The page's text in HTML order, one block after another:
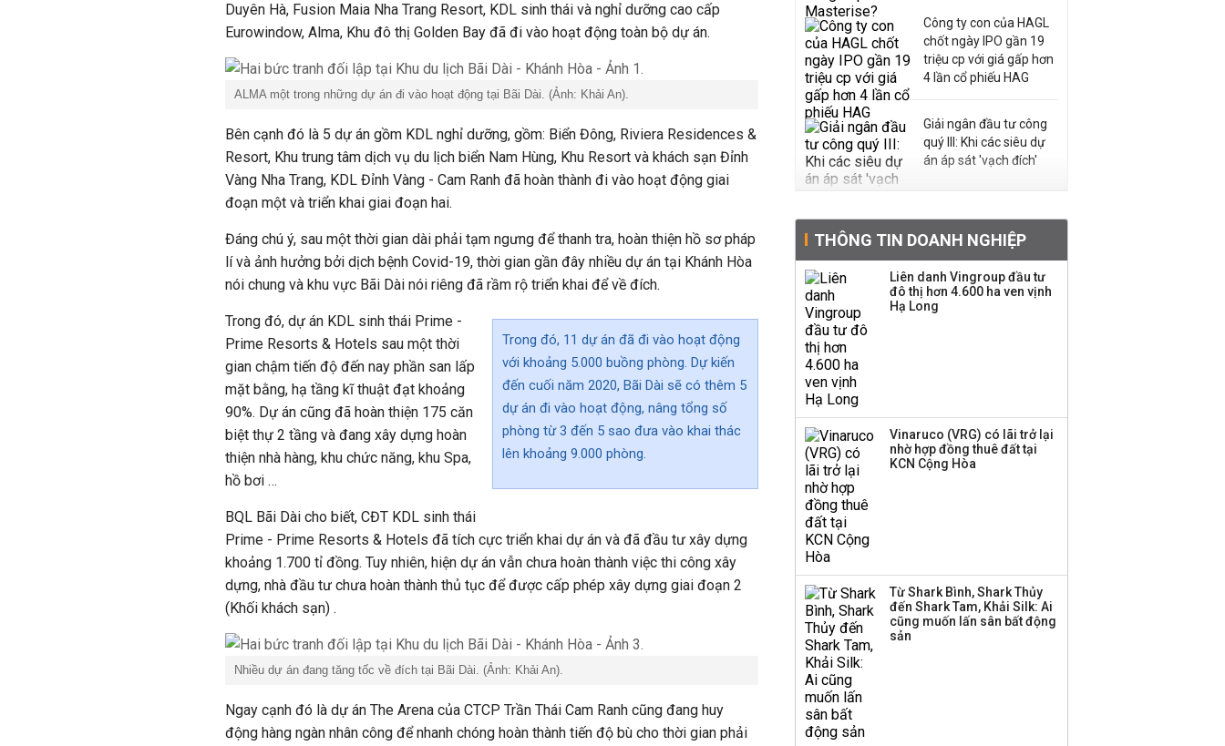
Duyên Hà, Fusion Maia Nha Trang Resort, KDL sinh thái và nghỉ dưỡng cao cấp
Eurowindow, Alma, Khu đô thị Golden Bay đã đi vào hoạt động toàn bộ dự án.
ALMA một trong những dự án đi vào hoạt động tại Bãi Dài. (Ảnh: Khải An).
Bên cạnh đó là 5 dự án gồm KDL nghỉ dưỡng, gồm: Biển Đông, Riviera Residences &
Resort, Khu trung tâm dịch vụ du lịch biển Nam Hùng, Khu Resort và khách sạn Đỉnh
Vàng Nha Trang, KDL Đỉnh Vàng - Cam Ranh đã hoàn thành đi vào hoạt động giai
đoạn một và triển khai giai đoạn hai.
Đáng chú ý, sau một thời gian dài phải tạm ngưng để thanh tra, hoàn thiện hồ sơ pháp
lí và ảnh hưởng bởi dịch bệnh Covid-19, thời gian gần đây nhiều dự án tại Khánh Hòa
nói chung và khu vực Bãi Dài nói riêng đã rầm rộ triển khai để về đích.
Trong đó, 11 dự án đã đi vào hoạt động
với khoảng 5.000 buồng phòng. Dự kiến
đến cuối năm 2020, Bãi Dài sẽ có thêm 5
dự án đi vào hoạt động, nâng tổng số
phòng từ 3 đến 5 sao đưa vào khai thác
lên khoảng 9.000 phòng.
Trong đó, dự án KDL sinh thái Prime -
Prime Resorts & Hotels sau một thời
gian chậm tiến độ đến nay phần san lấp
mặt bằng, hạ tầng kĩ thuật đạt khoảng
90%. Dự án cũng đã hoàn thiện 175 căn
biệt thự 2 tầng và đang xây dựng hoàn
thiện nhà hàng, khu chức năng, khu Spa,
hồ bơi …
BQL Bãi Dài cho biết, CĐT KDL sinh thái
Prime - Prime Resorts & Hotels đã tích cực triển khai dự án và đã đầu tư xây dựng
khoảng 1.700 tỉ đồng. Tuy nhiên, hiện dự án vẫn chưa hoàn thành việc thi công xây
dựng, nhà đầu tư chưa hoàn thành thủ tục để được cấp phép xây dựng giai đoạn 2
(Khối khách sạn) .
Nhiều dự án đang tăng tốc về đích tại Bãi Dài. (Ảnh: Khải An).
Ngay cạnh đó là dự án The Arena của CTCP Trần Thái Cam Ranh cũng đang huy
động hàng ngàn nhân công để nhanh chóng hoàn thành tiến độ bù cho thời gian phải
Công ty con của HAGL
chốt ngày IPO gần 19
triệu cp với giá gấp hơn
4 lần cổ phiếu HAG
Giải ngân đầu tư công
quý III: Khi các siêu dự
án áp sát 'vạch đích'
triển quỹ hưu trí: Từ tiết
kiệm gia đình thành
nguồn cấp vốn dài hạn
và kinh nghiệm từ
Malaysia
Iran xem xét cấm tàu
VPBankS xin từ nhiệm
THÔNG TIN DOANH NGHIỆP
Liên danh Vingroup đầu tư
đô thị hơn 4.600 ha ven vịnh
Hạ Long
Vinaruco (VRG) có lãi trở lại
nhờ hợp đồng thuê đất tại
KCN Cộng Hòa
Từ Shark Bình, Shark Thủy
đến Shark Tam, Khải Silk: Ai
cũng muốn lấn sân bất động
sản